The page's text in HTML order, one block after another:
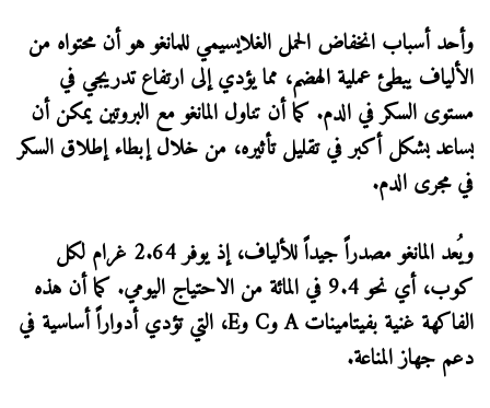
وأحد أسباب انخفاض الحمل الغلايسيمي للمانغو هو أن محتواه من
الألياف يبطئ عملية الهضم، مما يؤدي إلى ارتفاع تدريجي في
مستوى السكر في الدم. كما أن تناول المانغو مع البروتين يمكن أن
يساعد بشكل أكبر في تقليل تأثيره، من خلال إبطاء إطلاق السكر
في مجرى الدم.
ويُعد المانغو مصدراً جيداً للألياف، إذ يوفر 2.64 غرام لكل
كوب، أي نحو 9.4 في المائة من الاحتياج اليومي. كما أن هذه
الفاكهة غنية بفيتامينات A وC وE، التي تؤدي أدواراً أساسية في
دعم جهاز المناعة.